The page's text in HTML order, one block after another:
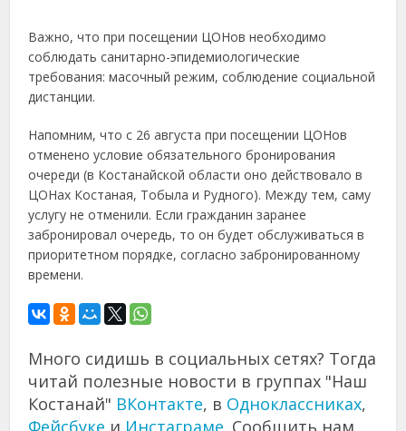
Важно, что при посещении ЦОНов необходимо
соблюдать санитарно-эпидемиологические
требования: масочный режим, соблюдение социальной
дистанции.
Напомним, что с 26 августа при посещении ЦОНов
отменено условие обязательного бронирования
очереди (в Костанайской области оно действовало в
ЦОНах Костаная, Тобыла и Рудного). Между тем, саму
услугу не отменили. Если гражданин заранее
забронировал очередь, то он будет обслуживаться в
приоритетном порядке, согласно забронированному
времени.
Много сидишь в социальных сетях? Тогда
читай полезные новости в группах "Наш
Костанай" ВКонтакте, в Одноклассниках,
Фейсбуке и Инстаграме . Сообщить нам